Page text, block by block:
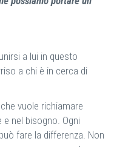
a lui in questo
a chi è in cerca di
vuole richiamare
e nel bisogno. Ogni
fare la differenza. Non